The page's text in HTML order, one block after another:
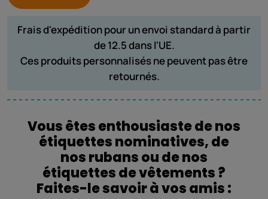
Frais d'expédition pour un envoi standard à partir
de 12.5 dans l'UE.
Ces produits personnalisés ne peuvent pas être
retournés.
Vous êtes enthousiaste de nos
étiquettes nominatives, de
nos rubans ou de nos
étiquettes de vêtements ?
Faites-le savoir à vos amis :